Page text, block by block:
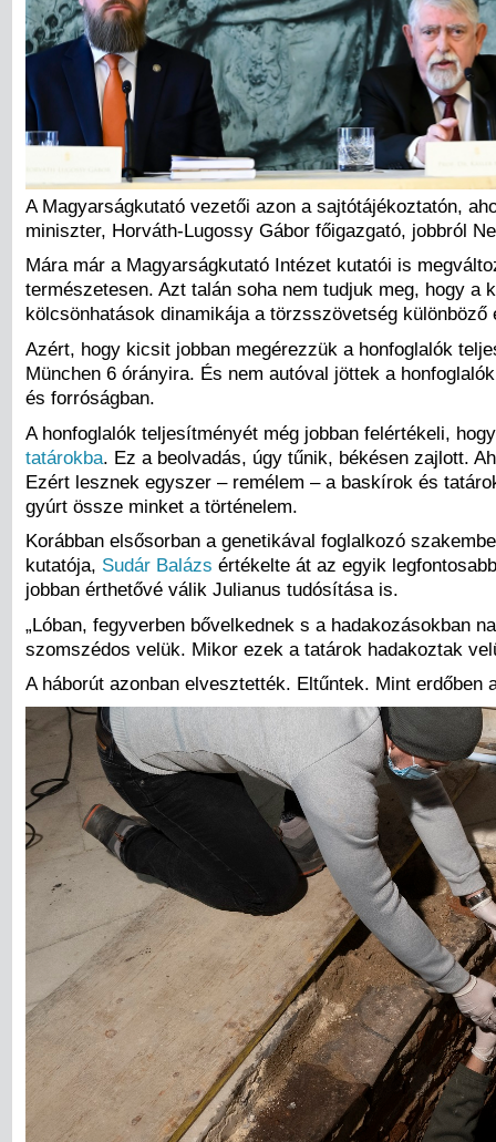
A Magyarságkutató vezetői azon a sajtótájékoztatón,
miniszter, Horváth-Lugossy Gábor főigazgató, jobbról
Mára már a Magyarságkutató Intézet kutatói is
természetesen. Azt talán soha nem tudjuk meg, hogy
kölcsönhatások dinamikája a törzsszövetség
Azért, hogy kicsit jobban megérezzük a honfoglalók
München 6 órányira. És nem autóval jöttek a
és forróságban.
A honfoglalók teljesítményét még jobban felértékeli,
tatárokba. Ez a beolvadás, úgy tűnik, békésen zajlott.
Ezért lesznek egyszer – remélem – a baskírok és
gyúrt össze minket a történelem.
Korábban elsősorban a genetikával foglalkozó
kutatója, Sudár Balázs értékelte át az egyik
jobban érthetővé válik Julianus tudósítása is.
„Lóban, fegyverben bővelkednek s a hadakozásokban
szomszédos velük. Mikor ezek a tatárok hadakoztak
A háborút azonban elvesztették. Eltűntek. Mint